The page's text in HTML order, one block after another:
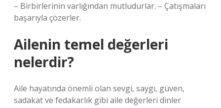
– Birbirlerinin varlığından mutludurlar. – Çatışmaları
başarıyla çözerler.
Ailenin temel değerleri
nelerdir?
Aile hayatında önemli olan sevgi, saygı, güven,
sadakat ve fedakarlık gibi aile değerleri dinler